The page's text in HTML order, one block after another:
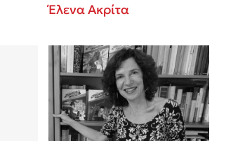
Έλενα Ακρίτα